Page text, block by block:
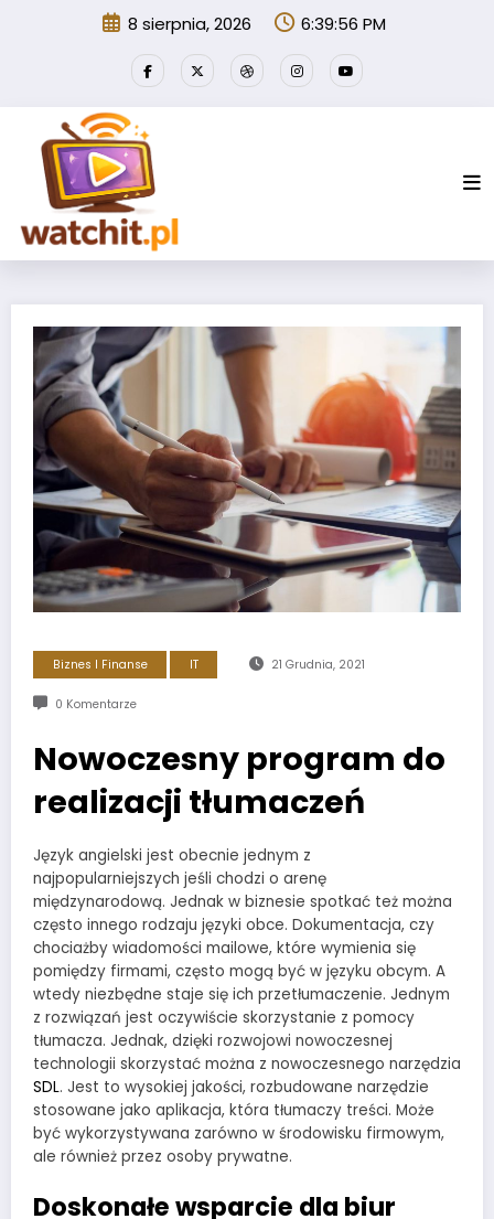
8 sierpnia, 2026 6:39:57 PM
Biznes I Finanse IT 21 Grudnia, 2021
0 Komentarze
Nowoczesny program do
realizacji tłumaczeń
Język angielski jest obecnie jednym z
najpopularniejszych jeśli chodzi o arenę
międzynarodową. Jednak w biznesie spotkać też można
często innego rodzaju języki obce. Dokumentacja, czy
chociażby wiadomości mailowe, które wymienia się
pomiędzy firmami, często mogą być w języku obcym. A
wtedy niezbędne staje się ich przetłumaczenie. Jednym
z rozwiązań jest oczywiście skorzystanie z pomocy
tłumacza. Jednak, dzięki rozwojowi nowoczesnej
technologii skorzystać można z nowoczesnego narzędzia
SDL. Jest to wysokiej jakości, rozbudowane narzędzie
stosowane jako aplikacja, która tłumaczy treści. Może
być wykorzystywana zarówno w środowisku firmowym,
ale również przez osoby prywatne.
Doskonałe wsparcie dla biur